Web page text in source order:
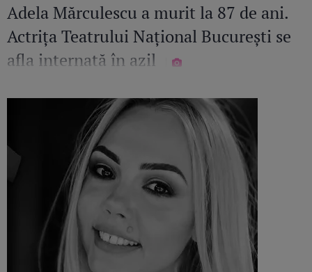
Adela Mărculescu a murit la 87 de ani.
Actrița Teatrului Național București se
afla internată în azil